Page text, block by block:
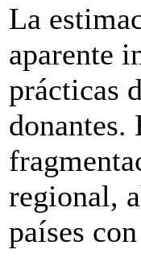
La
aparente
prácticas
regional,
países